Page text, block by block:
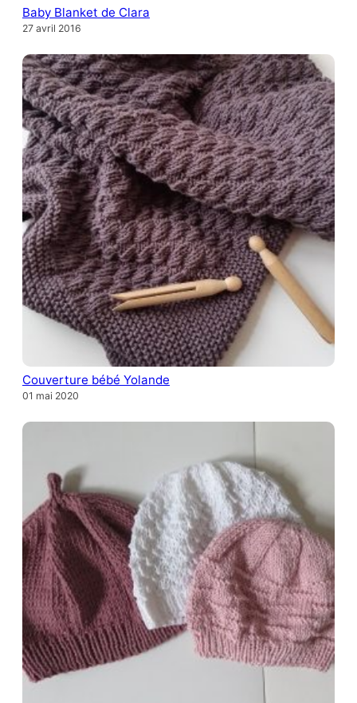
Baby Blanket de Clara
27 avril 2016
Couverture bébé Yolande
01 mai 2020